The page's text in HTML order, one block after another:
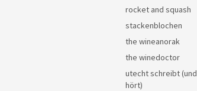
rocket and squash
stackenblochen
the wineanorak
the winedoctor
utecht schreibt (und
hört)